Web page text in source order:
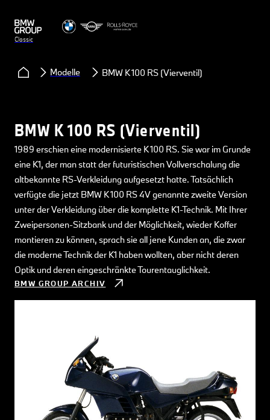
Classic
Modelle BMW K 100 RS (Vierventil)
BMW K 100 RS (Vierventil)
1989 erschien eine modernisierte K 100 RS. Sie war im Grunde
eine K1, der man statt der futuristischen Vollverschalung die
altbekannte RS-Verkleidung aufgesetzt hatte. Tatsächlich
verfügte die jetzt BMW K 100 RS 4V genannte zweite Version
unter der Verkleidung über die komplette K1-Technik. Mit Ihrer
Zweipersonen-Sitzbank und der Möglichkeit, wieder Koffer
montieren zu können, sprach sie all jene Kunden an, die zwar
die moderne Technik der K1 haben wollten, aber nicht deren
Optik und deren eingeschränkte Tourentauglichkeit.
BMW GROUP ARCHIV